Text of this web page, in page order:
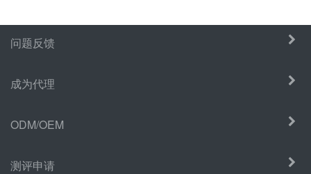
问题反馈
成为代理
ODM/OEM
测评申请